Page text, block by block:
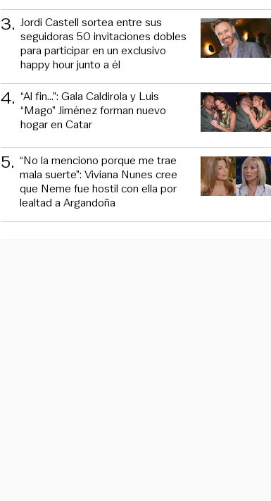
3. Jordi Castell sortea entre sus
seguidoras 50 invitaciones dobles
para participar en un exclusivo
happy hour junto a él
4. “Al fin…”: Gala Caldirola y Luis
“Mago” Jiménez forman nuevo
hogar en Catar
5. “No la menciono porque me trae
mala suerte”: Viviana Nunes cree
que Neme fue hostil con ella por
lealtad a Argandoña